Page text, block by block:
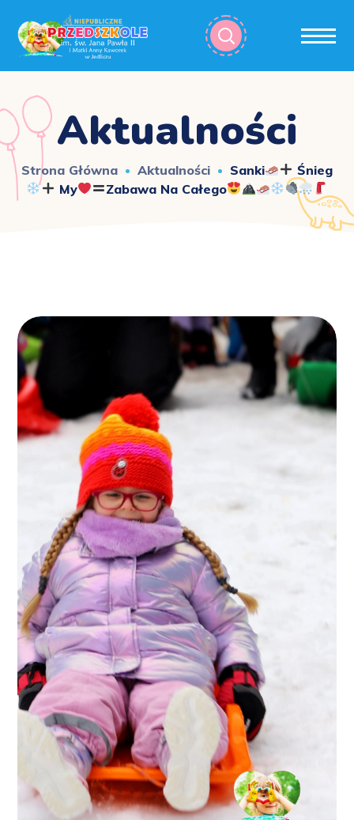
Aktualności
Strona Główna Aktualności Sanki
Śnieg
My
Zabawa Na Całego